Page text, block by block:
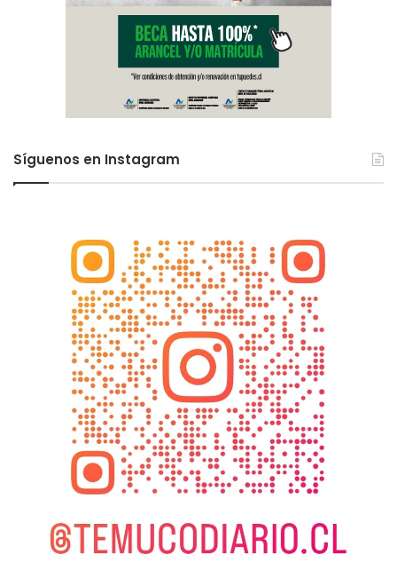
Síguenos en Instagram